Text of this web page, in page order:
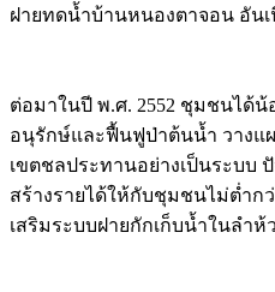
ฝายทดน้ำบ้านหนองตาจอน อัน
ต่อมาในปี พ.ศ. 2552 ชุมชนได้
อนุรักษ์และฟื้นฟูป่าต้นน้ำ วาง
เขตชลประทานอย่างเป็นระบบ
สร้างรายได้ให้กับชุมชนไม่ต่ำก
เสริมระบบฝายกักเก็บน้ำในลำห้